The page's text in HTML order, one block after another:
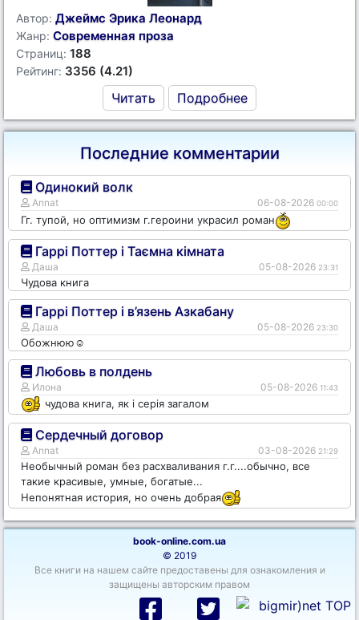
Автор: Джеймс Эрика Леонард
Жанр: Современная проза
Страниц: 188
Рейтинг: 3356 (4.21)
Читать Подробнее
Последние комментарии
Одинокий волк
Annat 06-08-2026 00:00
Гг. тупой, но оптимизм г.героини украсил роман
Гаррі Поттер і Таємна кімната
Даша 05-08-2026 23:31
Чудова книга
Гаррі Поттер і в’язень Азкабану
Даша 05-08-2026 23:30
Обожнюю☺️
Любовь в полдень
Илона 05-08-2026 11:43
чудова книга, як і серія загалом
Сердечный договор
Annat 03-08-2026 21:29
Необычный роман без расхваливания г.г....обычно, все
такие красивые, умные, богатые...
Непонятная история, но очень добрая
book-online.com.ua
© 2019
Все книги на нашем сайте предоставены для ознакомления и
защищены авторским правом